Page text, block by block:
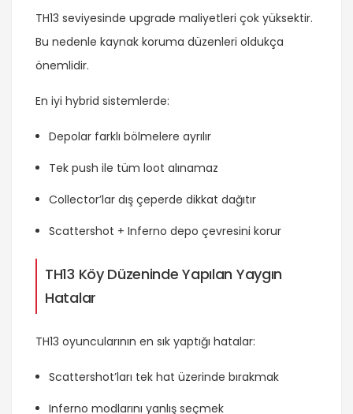
TH13 seviyesinde upgrade maliyetleri çok yüksektir.
Bu nedenle kaynak koruma düzenleri oldukça
önemlidir.
En iyi hybrid sistemlerde:
Depolar farklı bölmelere ayrılır
Tek push ile tüm loot alınamaz
Collector’lar dış çeperde dikkat dağıtır
Scattershot + Inferno depo çevresini korur
TH13 Köy Düzeninde Yapılan Yaygın
Hatalar
TH13 oyuncularının en sık yaptığı hatalar:
Scattershot’ları tek hat üzerinde bırakmak
Inferno modlarını yanlış seçmek